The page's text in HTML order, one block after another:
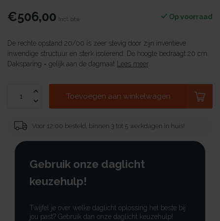
€506,00 Incl. btw Op voorraad
De rechte opstand 20/00 is zeer stevig door zijn inventieve
inwendige structuur en sterk isolerend. De hoogte bedraagt 20 cm.
Daksparing = gelijk aan de dagmaat
Lees meer.
Toevoegen aan winkelwagen
Voor 12:00 besteld, binnen 3 tot 5 werkdagen in huis!
Gebruik onze daglicht
keuzehulp!
Twijfel je over welke daglicht oplossing het beste bij
jou past? Gebruik dan onze daglicht keuzehulp!